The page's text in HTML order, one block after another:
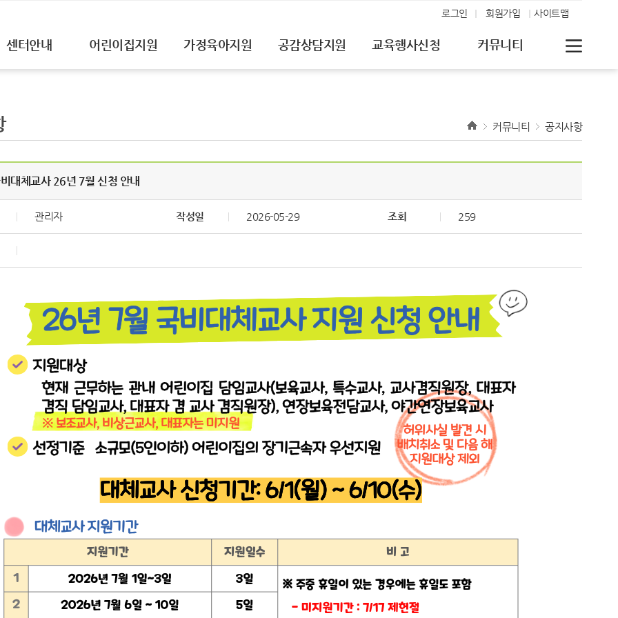
로그인 회원가입 사이트맵
센터안내 어린이집지원 가정육아지원 공감상담지원 교육행사신청 커뮤니티
커뮤니티 공지사항
대체교사 26년 7월 신청 안내
관리자 작성일 2026-05-29 조회 259